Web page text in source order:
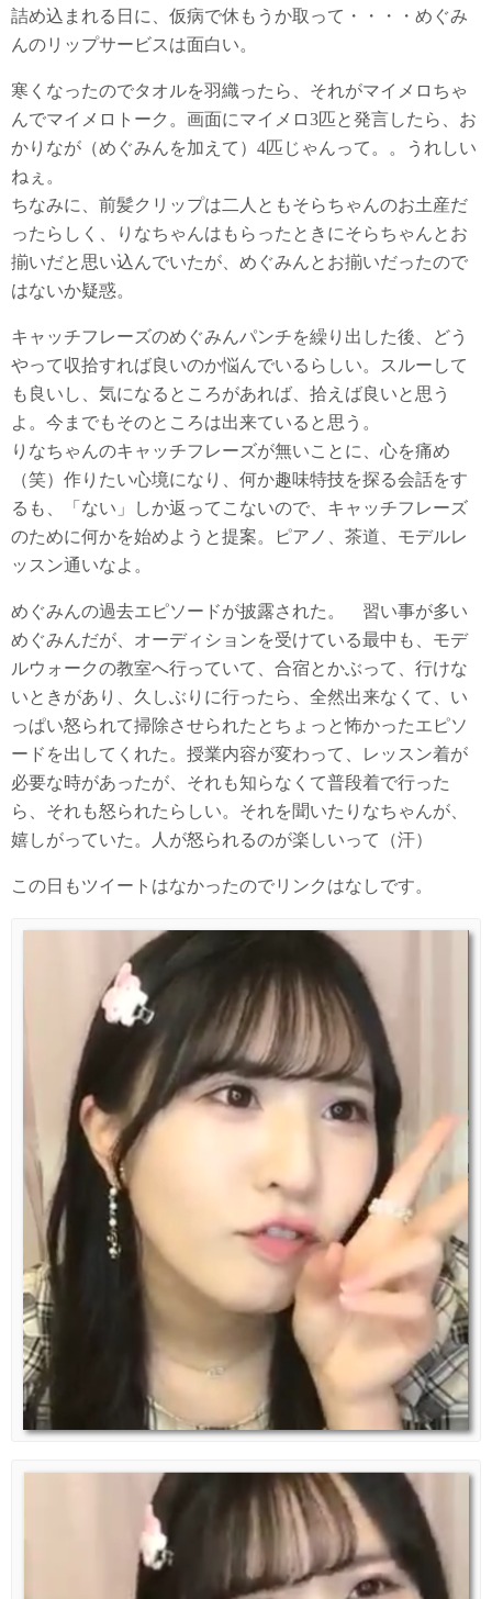
詰め込まれる日に、仮病で休もうか取って・・・・めぐみ
んのリップサービスは面白い。
寒くなったのでタオルを羽織ったら、それがマイメロちゃ
んでマイメロトーク。画面にマイメロ3匹と発言したら、お
かりなが（めぐみんを加えて）4匹じゃんって。。うれしい
ねぇ。
ちなみに、前髪クリップは二人ともそらちゃんのお土産だ
ったらしく、りなちゃんはもらったときにそらちゃんとお
揃いだと思い込んでいたが、めぐみんとお揃いだったので
はないか疑惑。
キャッチフレーズのめぐみんパンチを繰り出した後、どう
やって収拾すれば良いのか悩んでいるらしい。スルーして
も良いし、気になるところがあれば、拾えば良いと思う
よ。今までもそのところは出来ていると思う。
りなちゃんのキャッチフレーズが無いことに、心を痛め
（笑）作りたい心境になり、何か趣味特技を探る会話をす
るも、「ない」しか返ってこないので、キャッチフレーズ
のために何かを始めようと提案。ピアノ、茶道、モデルレ
ッスン通いなよ。
めぐみんの過去エピソードが披露された。 習い事が多い
めぐみんだが、オーディションを受けている最中も、モデ
ルウォークの教室へ行っていて、合宿とかぶって、行けな
いときがあり、久しぶりに行ったら、全然出来なくて、い
っぱい怒られて掃除させられたとちょっと怖かったエピソ
ードを出してくれた。授業内容が変わって、レッスン着が
必要な時があったが、それも知らなくて普段着で行った
ら、それも怒られたらしい。それを聞いたりなちゃんが、
嬉しがっていた。人が怒られるのが楽しいって（汗）
この日もツイートはなかったのでリンクはなしです。